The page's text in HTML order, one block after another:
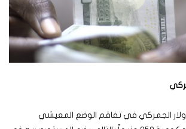
الجمركي في تفاقم الوضع المعيشي